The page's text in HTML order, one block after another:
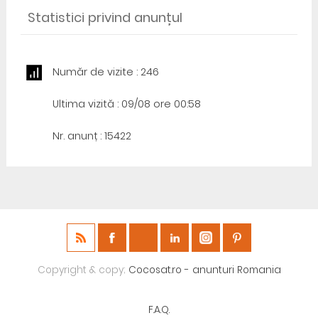
Statistici privind anunțul
Număr de vizite : 246
Ultima vizită : 09/08 ore 00:58
Nr. anunț : 15422
Copyright & copy; Cocosat.ro - anunturi Romania
F.A.Q.